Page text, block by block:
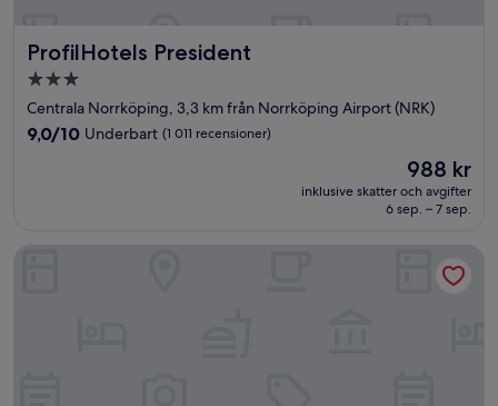
ProfilHotels President
ProfilHotels President
3.0-
stjärnigt
boende
Centrala Norrköping, 3,3 km från Norrköping Airport (NRK)
9.0
9,0/10 Underbart (1 011 recensioner)
Priset
är
988 kr
988 kr
inklusive skatter och avgifter
6 sep. – 7 sep.
Centric Hotel